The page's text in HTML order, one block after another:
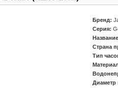
Бренд:
Серия:
Страна
Тип
Диаметр